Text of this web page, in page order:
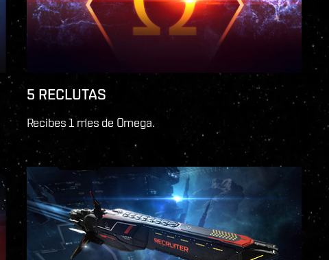
5 RECLUTAS
Recibes 1 mes de Omega.